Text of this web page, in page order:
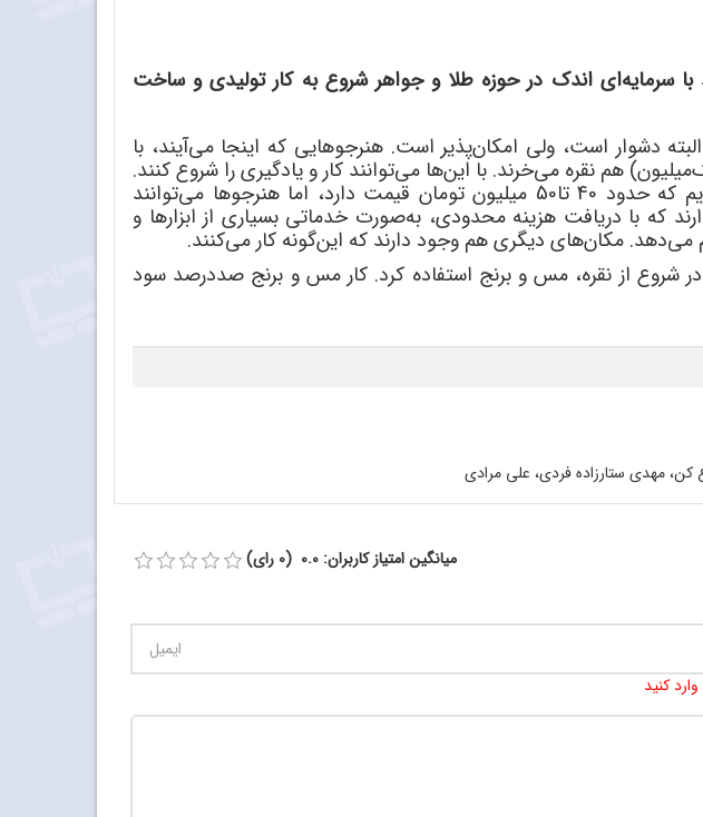
سرمایهای اندک در حوزه طلا و جواهر شروع به کار تولیدی و ساخت
دشوار است، ولی امکانپذیر است. هنرجوهایی که اینجا میآیند، با
میلیون) هم نقره میخرند. با اینها میتوانند کار و یادگیری را شروع کنند.
اما هنرجوها می توانند
که با دریافت هزینه محدودی، بهصورت خدماتی بسیاری از ابزارها و
میدهد. مکانهای دیگری هم وجود دارند که اینگونه کار میکنند.
شروع از نقره، مس و برنج استفاده کرد. کار مس و برنج صددرصد سود
کن، مهدی ستارزاده فردی، علی مرادی
میانگین امتیاز کاربران: 0.0 (0 رای)
وارد کنید